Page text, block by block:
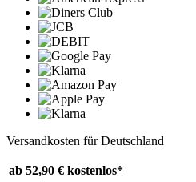
Versandkosten für Deutschland
ab 52,90 € kostenlos*